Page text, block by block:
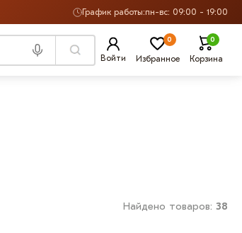
График работы:пн-вс: 09:00 - 19:00
Войти Избранное
0
Корзина
0
Найдено товаров: 38